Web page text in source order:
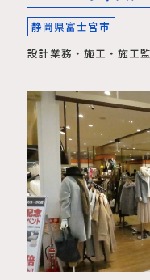
静岡県富士宮市
設計業務・施工・施工